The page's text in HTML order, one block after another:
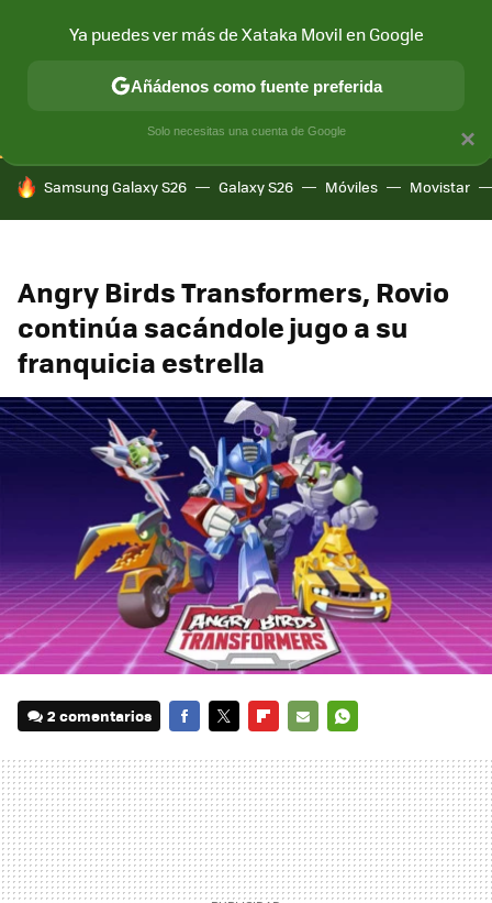
CONECTIVIDAD MÓVIL Y SOCIEDAD APLICACIONES
HOY SE HABLA DE
Samsung Galaxy S26 Galaxy S26 Móviles Movistar
Angry Birds Transformers, Rovio
continúa sacándole jugo a su
franquicia estrella
2 comentarios
MAIL
×
Ya puedes ver más de Xataka Movil en Google
Añádenos como fuente preferida
Solo necesitas una cuenta de Google